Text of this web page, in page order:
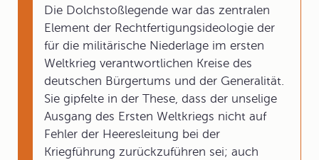
Die Dolchstoßlegende war das zentralen
Element der Rechtfertigungsideologie der
für die militärische Niederlage im ersten
Weltkrieg verantwortlichen Kreise des
deutschen Bürgertums und der Generalität.
Sie gipfelte in der These, dass der unselige
Ausgang des Ersten Weltkriegs nicht auf
Fehler der Heeresleitung bei der
Kriegführung zurückzuführen sei; auch